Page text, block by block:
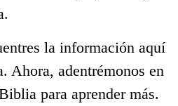
la información aquí
Ahora, adentrémonos en
para aprender más.